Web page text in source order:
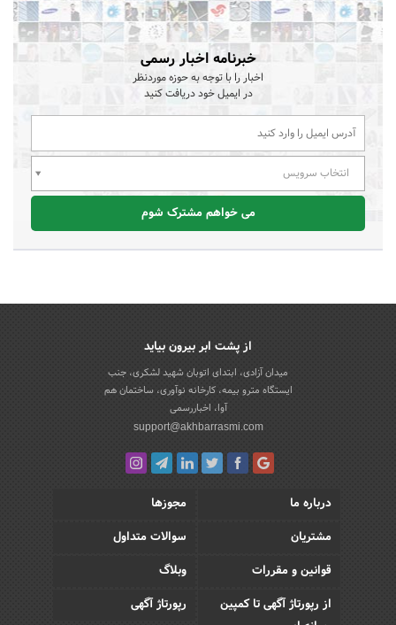
خبرنامه اخبار رسمی
اخبار را با توجه به حوزه موردنظر
در ایمیل خود دریافت کنید
انتخاب سرویس
می خواهم مشترک شوم
از پشت ابر بیرون بیاید
میدان آزادی، ابتدای اتوبان شهید لشکری، جنب
ایستگاه مترو بیمه، کارخانه نوآوری، ساختمان هم
آوا، اخباررسمی
support@akhbarrasmi.com
درباره ما
مجوزها
مشتریان
سوالات متداول
قوانین و مقررات
وبلاگ
از رپورتاژ آگهی تا کمپین
رپورتاژ آگهی